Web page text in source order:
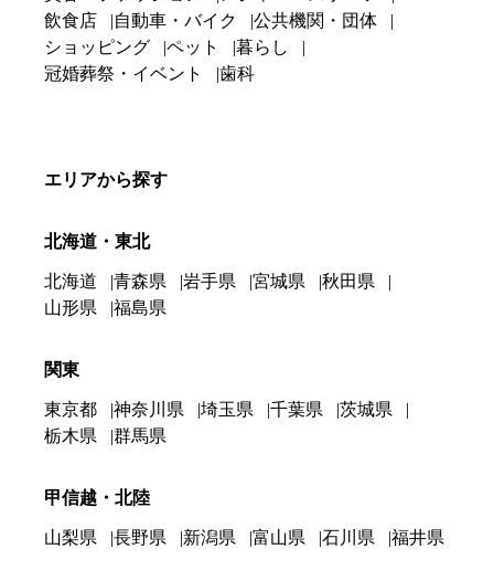
飲食店
自動車・バイク
公共機関・団体
ショッピング
ペット
暮らし
冠婚葬祭・イベント
歯科
エリアから探す
北海道・東北
北海道 青森県 岩手県 宮城県
秋田県
山形県
福島県
関東
東京都 神奈川県 埼玉県 千葉県
茨城県
栃木県
群馬県
甲信越・北陸
山梨県 長野県 新潟県 富山県 石川県 福井県